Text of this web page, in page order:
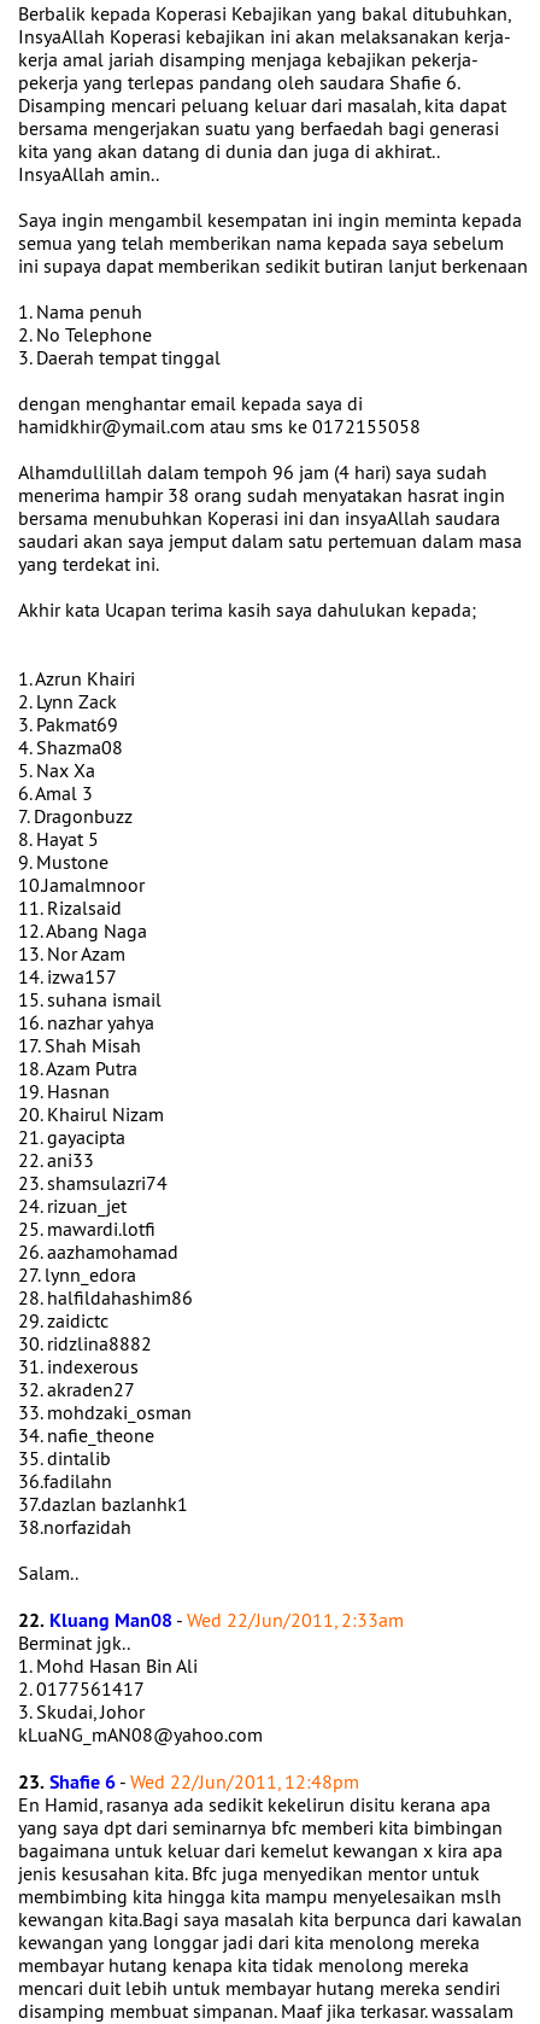
Berbalik kepada Koperasi Kebajikan yang bakal ditubuhkan,
InsyaAllah Koperasi kebajikan ini akan melaksanakan kerja-
kerja amal jariah disamping menjaga kebajikan pekerja-
pekerja yang terlepas pandang oleh saudara Shafie 6.
Disamping mencari peluang keluar dari masalah, kita dapat
bersama mengerjakan suatu yang berfaedah bagi generasi
kita yang akan datang di dunia dan juga di akhirat..
InsyaAllah amin..
Saya ingin mengambil kesempatan ini ingin meminta kepada
semua yang telah memberikan nama kepada saya sebelum
ini supaya dapat memberikan sedikit butiran lanjut berkenaan
1. Nama penuh
2. No Telephone
3. Daerah tempat tinggal
dengan menghantar email kepada saya di
hamidkhir@ymail.com atau sms ke 0172155058
Alhamdullillah dalam tempoh 96 jam (4 hari) saya sudah
menerima hampir 38 orang sudah menyatakan hasrat ingin
bersama menubuhkan Koperasi ini dan insyaAllah saudara
saudari akan saya jemput dalam satu pertemuan dalam masa
yang terdekat ini.
Akhir kata Ucapan terima kasih saya dahulukan kepada;
1. Azrun Khairi
2. Lynn Zack
3. Pakmat69
4. Shazma08
5. Nax Xa
6. Amal 3
7. Dragonbuzz
8. Hayat 5
9. Mustone
10.Jamalmnoor
11. Rizalsaid
12. Abang Naga
13. Nor Azam
14. izwa157
15. suhana ismail
16. nazhar yahya
17. Shah Misah
18. Azam Putra
19. Hasnan
20. Khairul Nizam
21. gayacipta
22. ani33
23. shamsulazri74
24. rizuan_jet
25. mawardi.lotfi
26. aazhamohamad
27. lynn_edora
28. halfildahashim86
29. zaidictc
30. ridzlina8882
31. indexerous
32. akraden27
33. mohdzaki_osman
34. nafie_theone
35. dintalib
36.fadilahn
37.dazlan bazlanhk1
38.norfazidah
Salam..
22. Kluang Man08 - Wed 22/Jun/2011, 2:33am
Berminat jgk..
1. Mohd Hasan Bin Ali
2. 0177561417
3. Skudai, Johor
kLuaNG_mAN08@yahoo.com
23.Shafie 6 - Wed 22/Jun/2011, 12:48pm
En Hamid, rasanya ada sedikit kekelirun disitu kerana apa
yang saya dpt dari seminarnya bfc memberi kita bimbingan
bagaimana untuk keluar dari kemelut kewangan x kira apa
jenis kesusahan kita. Bfc juga menyedikan mentor untuk
membimbing kita hingga kita mampu menyelesaikan mslh
kewangan kita.Bagi saya masalah kita berpunca dari kawalan
kewangan yang longgar jadi dari kita menolong mereka
membayar hutang kenapa kita tidak menolong mereka
mencari duit lebih untuk membayar hutang mereka sendiri
disamping membuat simpanan. Maaf jika terkasar. wassalam